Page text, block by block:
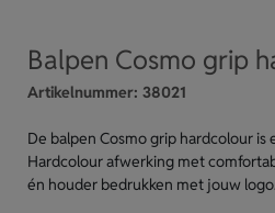
Balpen Cosmo grip
Artikelnummer: 38021
De balpen Cosmo grip hardcolour is
Hardcolour afwerking met
én houder bedrukken met jouw